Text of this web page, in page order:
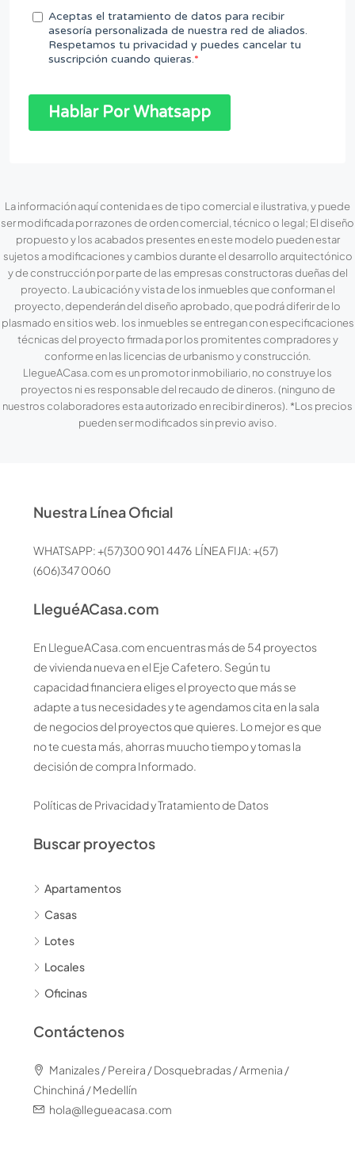
La información aquí contenida es de tipo comercial e ilustrativa, y puede
ser modificada por razones de orden comercial, técnico o legal; El diseño
propuesto y los acabados presentes en este modelo pueden estar
sujetos a modificaciones y cambios durante el desarrollo arquitectónico
y de construcción por parte de las empresas constructoras dueñas del
proyecto. La ubicación y vista de los inmuebles que conforman el
proyecto, dependerán del diseño aprobado, que podrá diferir de lo
plasmado en sitios web. los inmuebles se entregan con especificaciones
técnicas del proyecto firmada por los promitentes compradores y
conforme en las licencias de urbanismo y construcción.
LlegueACasa.com es un promotor inmobiliario, no construye los
proyectos ni es responsable del recaudo de dineros. (ninguno de
nuestros colaboradores esta autorizado en recibir dineros). *Los precios
pueden ser modificados sin previo aviso.
Nuestra Línea Oficial
WHATSAPP: +(57)300 901 4476 LÍNEA FIJA: +(57)
(606)347 0060
LleguéACasa.com
En LlegueACasa.com encuentras más de 54 proyectos
de vivienda nueva en el Eje Cafetero. Según tu
capacidad financiera eliges el proyecto que más se
adapte a tus necesidades y te agendamos cita en la sala
de negocios del proyectos que quieres. Lo mejor es que
no te cuesta más, ahorras muucho tiempo y tomas la
decisión de compra Informado.
Políticas de Privacidad y Tratamiento de Datos
Buscar proyectos
Apartamentos
Casas
Lotes
Locales
Oficinas
Contáctenos
Manizales / Pereira / Dosquebradas / Armenia /
Chinchiná / Medellín
hola@llegueacasa.com